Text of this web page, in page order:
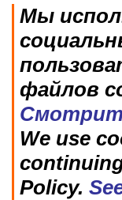
Мы
файлов
We use
Policy.